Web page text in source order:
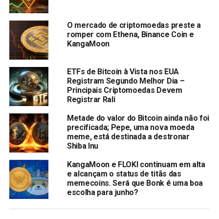
recentemente.
Enquanto isso, a pré-venda do KangaMoon (KANG) já
está causando impacto à medida que mais investidores
se juntam ao projeto. Vamos explorar o KangaMoon e
entender por que os analistas o consideram uma das
melhores criptomoedas para comprar agorapara ganhos
futuros massivos.
Pré-venda do KangaMoon (KANG) se aproximando de
$400 mil
Com Dogecoin e Ethereum Classic parecendo
promissores, os investidores estão vendo o enorme
potencial do KangaMoon e estão saindo em massa para
acumular o token. Com a indústria de jogos NFT estimada
para ultrapassar US$ 200 bilhões em 2024, o KangaMoon
é uma das principais moedas meme com recursos P2E
O mercado de criptomoedas preste a
romper com Ethena, Binance Coin e
KangaMoon
ETFs de Bitcoin à Vista nos EUA
Registram Segundo Melhor Dia –
Principais Criptomoedas Devem
Registrar Rali
Metade do valor do Bitcoin ainda não foi
precificada; Pepe, uma nova moeda
meme, está destinada a destronar
Shiba Inu
KangaMoon e FLOKI continuam em alta
e alcançam o status de titãs das
memecoins. Será que Bonk é uma boa
escolha para junho?